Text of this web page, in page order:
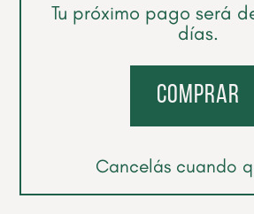
Tu próximo pago será
días.
comprar
Cancelás cuando